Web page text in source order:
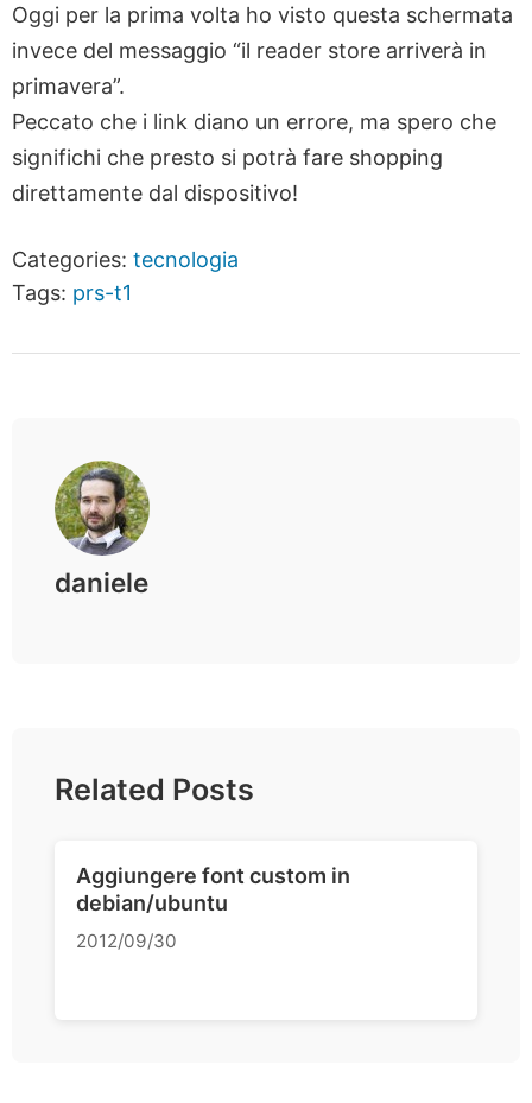
Oggi per la prima volta ho visto questa schermata
invece del messaggio “il reader store arriverà in
primavera”.
Peccato che i link diano un errore, ma spero che
significhi che presto si potrà fare shopping
direttamente dal dispositivo!
Categories: tecnologia
Tags: prs-t1
daniele
Related Posts
Aggiungere font custom in
debian/ubuntu
2012/09/30